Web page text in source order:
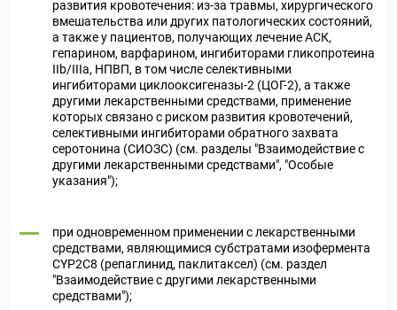
развития кровотечения: из-за травмы, хирургического
вмешательства или других патологических состояний,
а также у пациентов, получающих лечение АСК,
гепарином, варфарином, ингибиторами гликопротеина
IIb/IIIa, НПВП, в том числе селективными
ингибиторами циклооксигеназы-2 (ЦОГ-2), а также
другими лекарственными средствами, применение
которых связано с риском развития кровотечений,
селективными ингибиторами обратного захвата
серотонина (СИОЗС) (см. разделы "Взаимодействие с
другими лекарственными средствами", "Особые
указания");
при одновременном применении с лекарственными
средствами, являющимися субстратами изофермента
CYP2C8 (репаглинид, паклитаксел) (см. раздел
"Взаимодействие с другими лекарственными
средствами");